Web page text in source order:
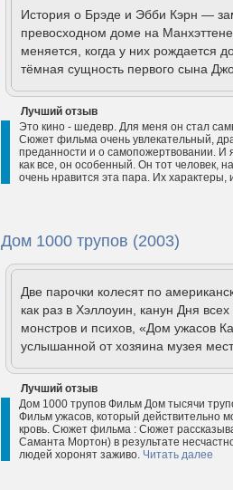
История о Брэде и Эбби Кэрн —
превосходном доме на
меняется, когда у них
тёмная сущность первого сына
Лучший отзыв
Это кино - шедевр. Для меня он стал
Сюжет фильма очень увлекательный,
преданности и о самопожертвовании. И
как все, он особенный. Он тот человек,
очень нравится эта пара. Их характеры,
Дом 1000 трупов (2003)
Две парочки колесят по
как раз в Хэллоуин, канун Дня
монстров и психов, «Дом ужасов
услышанной от хозяина музея
Лучший отзыв
Дом 1000 трупов Фильм Дом тысячи
Фильм ужасов, который действительно
кровь. Сюжет фильма : Сюжет
Саманта Мортон) в результате
людей хоронят заживо. Читать далее